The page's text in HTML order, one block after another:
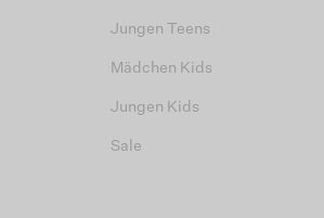
Jungen Teens
Mädchen Kids
Jungen Kids
Sale